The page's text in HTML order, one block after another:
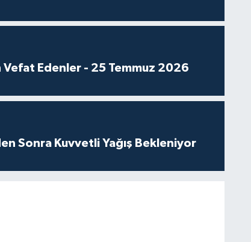
Edenler - 25 Temmuz 2026
Sonra Kuvvetli Yağış Bekleniyor